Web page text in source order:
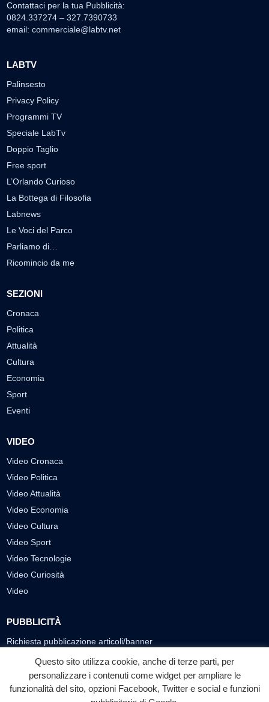
Contattaci per la tua Pubblicità:
0824.337274 – 327.7390733
email: commerciale@labtv.net
LABTV
Palinsesto
Privacy Policy
Programmi TV
Speciale LabTv
Doppio Taglio
Free sport
L’Orlando Curioso
La Bottega di Filosofia
Labnews
Le Voci del Parco
Parliamo di…
Ricomincio da me
SEZIONI
Cronaca
Politica
Attualità
Cultura
Economia
Sport
Eventi
VIDEO
Video Cronaca
Video Politica
Video Attualità
Video Economia
Video Cultura
Video Sport
Video Tecnologie
Video Curiosità
Video
PUBBLICITÀ
Richiesta pubblicazione articoli/banner
SEGUICI SUI SOCIAL
f ◎ ▶
Questo sito utilizza cookie, anche di terze parti, per
personalizzare i contenuti come widget per ampliare le
funzionalità del sito, opzioni Facebook, Twitter e social e funzioni